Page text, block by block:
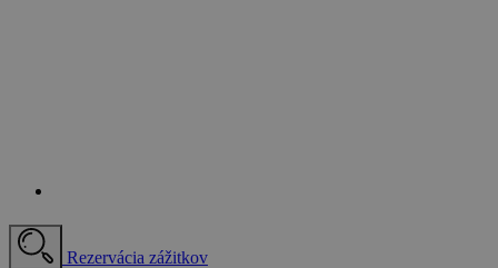
Rezervácia zážitkov